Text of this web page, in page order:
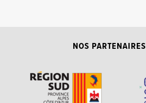
NOS PARTENAIRES